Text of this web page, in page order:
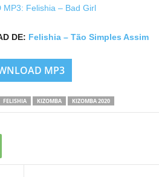
MP3: Felishia – Bad Girl
DE: Felishia – Tão Simples Assim
MP3
FELISHIA KIZOMBA KIZOMBA 2020